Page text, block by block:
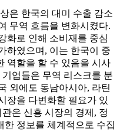
은 한국의 대미 수출 감소
무역 흐름을 변화시켰다.
화로 인해 소비재를 중심
하였으며, 이는 한국이 중
역할을 할 수 있음을 시사
업들은 무역 리스크를 분
외에도 동남아시아, 라틴
장을 다변화할 필요가 있
은 신흥 시장의 경제, 정
한 정보를 체계적으로 수집